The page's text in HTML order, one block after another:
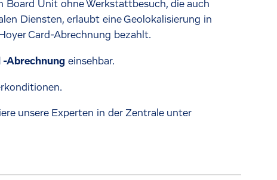
Unit ohne Werkstattbesuch, die auch
Diensten, erlaubt eine Geolokalisierung in
Card-Abrechnung bezahlt.
-Abrechnung einsehbar.
unsere Experten in der Zentrale unter